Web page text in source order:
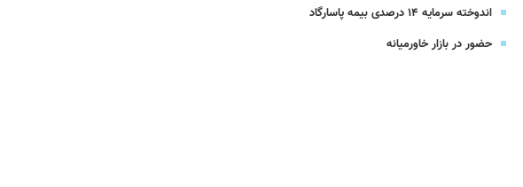
اندوخته سرمایه 14 درصدی بیمه پاسارگاد
حضور در بازار خاورمیانه